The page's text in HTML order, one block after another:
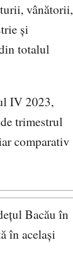
vânătorii,
și
totalul
IV 2023,
trimestrul
comparativ
Bacău în
în același